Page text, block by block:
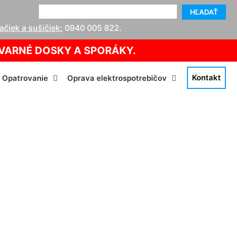
HĽADAŤ
a sušičiek: 0940 005 822.
DOSKY A SPORÁKY.
Opatrovanie Oprava elektrospotrebičov Kontakt